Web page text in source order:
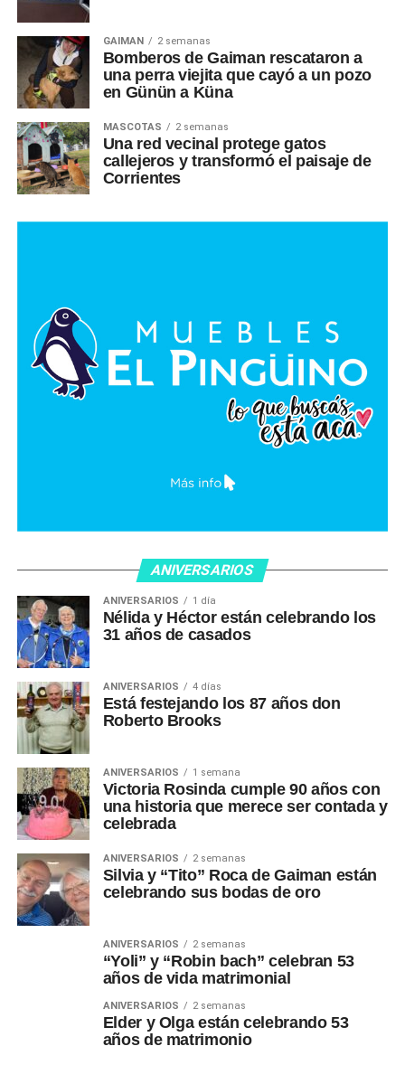
GAIMAN 2 semanas
Bomberos de Gaiman rescataron a
una perra viejita que cayó a un pozo
en Günün a Küna
MASCOTAS 2 semanas
Una red vecinal protege gatos
callejeros y transformó el paisaje de
Corrientes
ANIVERSARIOS
ANIVERSARIOS 1 día
Nélida y Héctor están celebrando los
31 años de casados
ANIVERSARIOS 4 días
Está festejando los 87 años don
Roberto Brooks
ANIVERSARIOS 1 semana
Victoria Rosinda cumple 90 años con
una historia que merece ser contada y
celebrada
ANIVERSARIOS 2 semanas
Silvia y “Tito” Roca de Gaiman están
celebrando sus bodas de oro
ANIVERSARIOS 2 semanas
“Yoli” y “Robin bach” celebran 53
años de vida matrimonial
ANIVERSARIOS 2 semanas
Elder y Olga están celebrando 53
años de matrimonio